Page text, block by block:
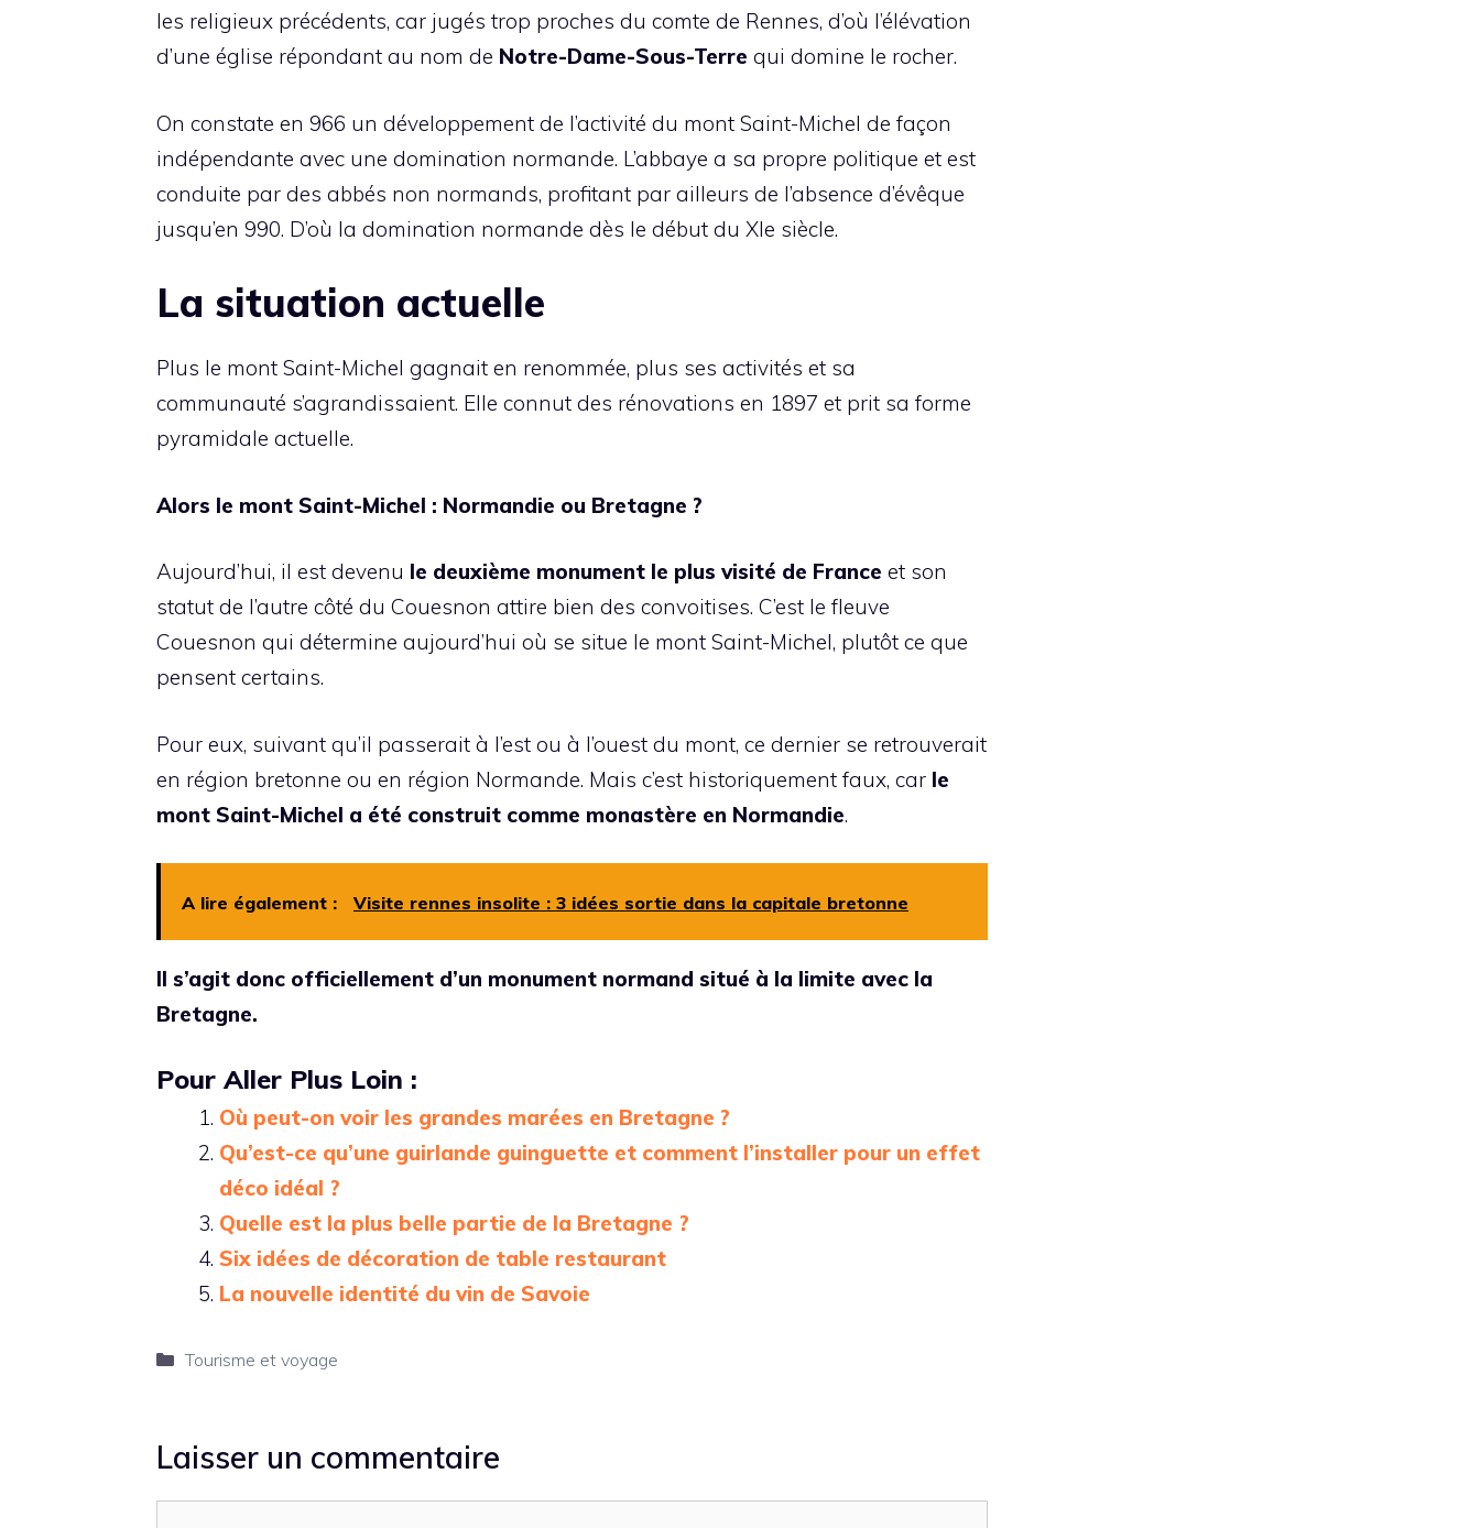
les religieux précédents, car jugés trop proches du comte de Rennes, d’où l’élévation
d’une église répondant au nom de Notre-Dame-Sous-Terre qui domine le rocher.
On constate en 966 un développement de l’activité du mont Saint-Michel de façon
indépendante avec une domination normande. L’abbaye a sa propre politique et est
conduite par des abbés non normands, profitant par ailleurs de l’absence d’évêque
jusqu’en 990. D’où la domination normande dès le début du XIe siècle.
La situation actuelle
Plus le mont Saint-Michel gagnait en renommée, plus ses activités et sa
communauté s’agrandissaient. Elle connut des rénovations en 1897 et prit sa forme
pyramidale actuelle.
Alors le mont Saint-Michel : Normandie ou Bretagne ?
Aujourd’hui, il est devenu le deuxième monument le plus visité de France et son
statut de l’autre côté du Couesnon attire bien des convoitises. C’est le fleuve
Couesnon qui détermine aujourd’hui où se situe le mont Saint-Michel, plutôt ce que
pensent certains.
Pour eux, suivant qu’il passerait à l’est ou à l’ouest du mont, ce dernier se retrouverait
en région bretonne ou en région Normande. Mais c’est historiquement faux, car le
mont Saint-Michel a été construit comme monastère en Normandie.
A lire également : Visite rennes insolite : 3 idées sortie dans la capitale bretonne
Il s’agit donc officiellement d’un monument normand situé à la limite avec la
Bretagne.
Pour Aller Plus Loin :
Où peut-on voir les grandes marées en Bretagne ?
Qu’est-ce qu’une guirlande guinguette et comment l’installer pour un effet
déco idéal ?
Quelle est la plus belle partie de la Bretagne ?
Six idées de décoration de table restaurant
La nouvelle identité du vin de Savoie
Catégories
Tourisme et voyage
Laisser un commentaire